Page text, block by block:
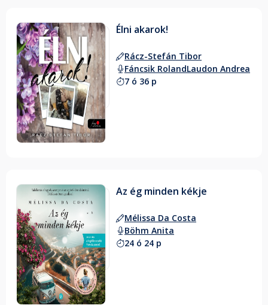
Élni akarok!
Rácz-Stefán Tibor
Fáncsik RolandLaudon Andrea
7 ó 36 p
Az ég minden kékje
Mélissa Da Costa
Böhm Anita
24 ó 24 p